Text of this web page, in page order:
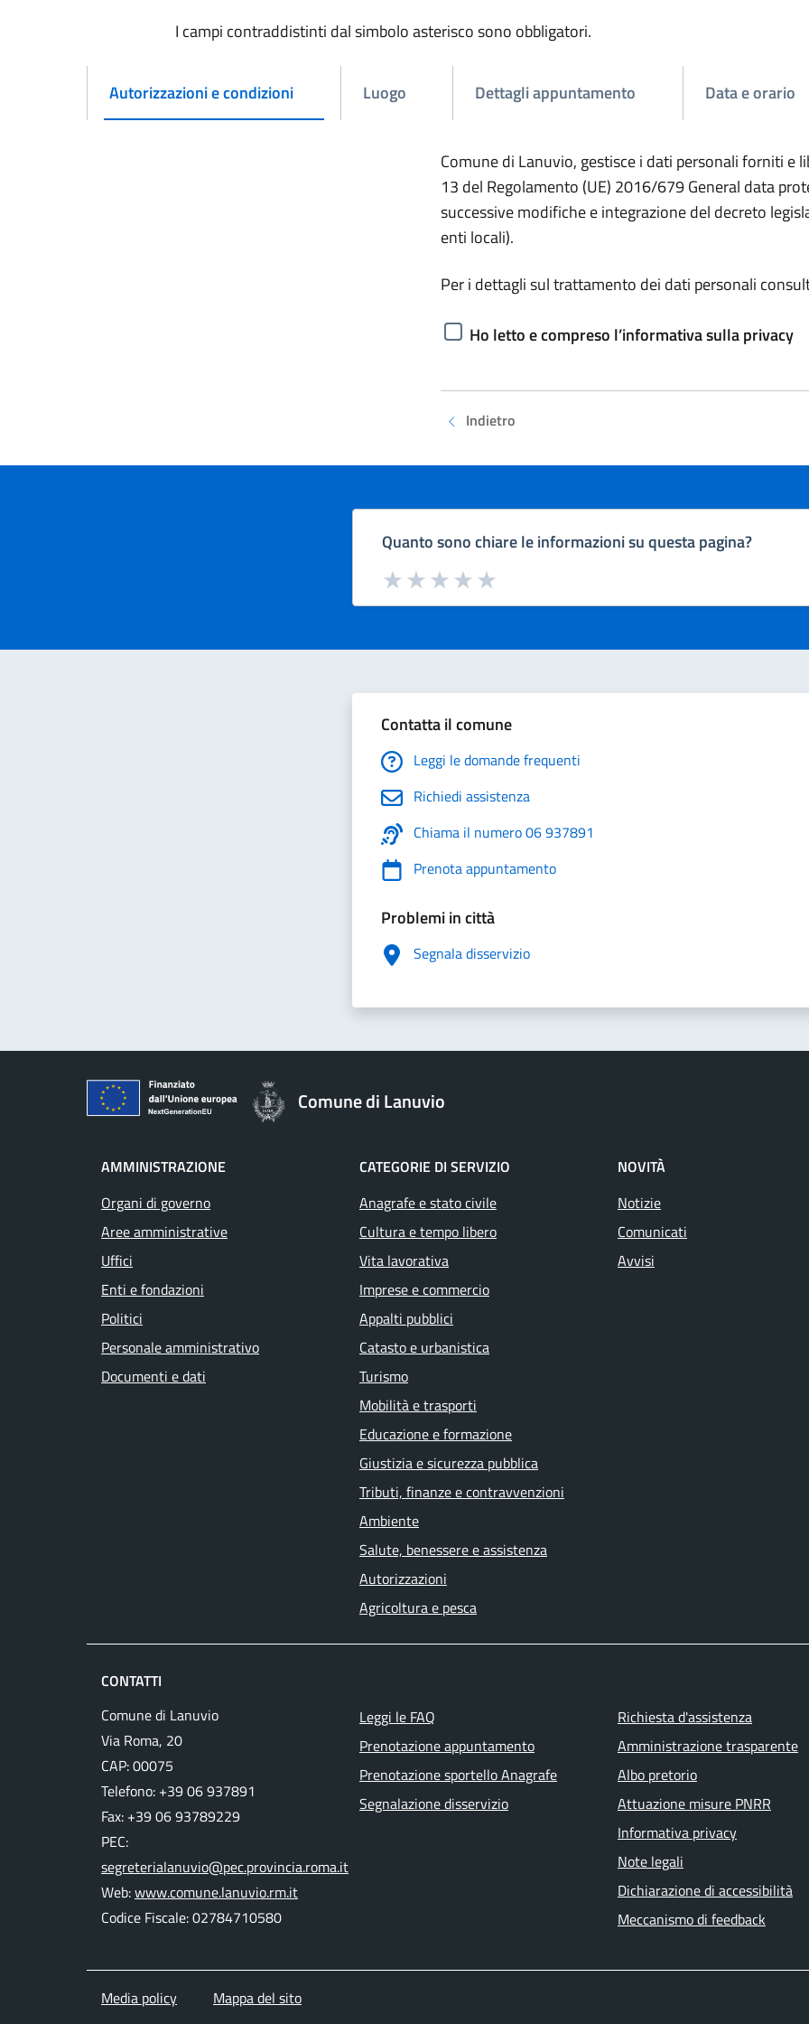
I campi contraddistinti dal simbolo asterisco sono obbligatori.
Autorizzazioni e condizioni
Attivo Luogo Dettagli appuntamento Data e orario
Comune di Lanuvio, gestisce i dati personali forniti e
13 del Regolamento (UE) 2016/679 General data
successive modifiche e integrazione del decreto
enti locali).
Per i dettagli sul trattamento dei dati personali
Ho letto e compreso l’informativa sulla privacy
Indietro
Quanto sono chiare le informazioni su questa pagina?
Valuta da 1 a 5 stelle la pagina
Valuta 5 stelle su 5
Valuta 4 stelle su 5
Valuta 3 stelle su 5
Valuta 2 stelle su 5
Valuta 1 stelle su 5
Contatta il comune
Leggi le domande frequenti
Richiedi assistenza
Chiama il numero 06 937891
Prenota appuntamento
Problemi in città
Segnala disservizio
Comune di Lanuvio
AMMINISTRAZIONE
Organi di governo
Aree amministrative
Uffici
Enti e fondazioni
Politici
Personale amministrativo
Documenti e dati
CATEGORIE DI SERVIZIO
Anagrafe e stato civile
Cultura e tempo libero
Vita lavorativa
Imprese e commercio
Appalti pubblici
Catasto e urbanistica
Turismo
Mobilità e trasporti
Educazione e formazione
Giustizia e sicurezza pubblica
Tributi, finanze e contravvenzioni
Ambiente
Salute, benessere e assistenza
Autorizzazioni
Agricoltura e pesca
NOVITÀ
Notizie
Comunicati
Avvisi
CONTATTI
Comune di Lanuvio
Via Roma, 20
CAP: 00075
Telefono: +39 06 937891
Fax: +39 06 93789229
PEC:
segreterialanuvio@pec.provincia.roma.it
Web:www.comune.lanuvio.rm.it
Codice Fiscale: 02784710580
Leggi le FAQ
Prenotazione appuntamento
Prenotazione sportello Anagrafe
Segnalazione disservizio
Richiesta d'assistenza
Amministrazione trasparente
Albo pretorio
Attuazione misure PNRR
Informativa privacy
Note legali
Dichiarazione di accessibilità
Meccanismo di feedback
Media policy Mappa del sito